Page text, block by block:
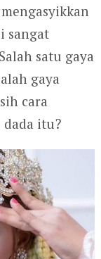
sangat
satu gaya
gaya
cara
dada itu?